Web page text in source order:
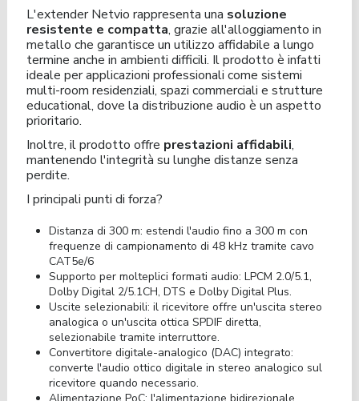
L'extender Netvio rappresenta una soluzione
resistente e compatta, grazie all'alloggiamento in
metallo che garantisce un utilizzo affidabile a lungo
termine anche in ambienti difficili. Il prodotto è infatti
ideale per applicazioni professionali come sistemi
multi-room residenziali, spazi commerciali e strutture
educational, dove la distribuzione audio è un aspetto
prioritario.
Inoltre, il prodotto offre prestazioni affidabili,
mantenendo l'integrità su lunghe distanze senza
perdite.
I principali punti di forza?
Distanza di 300 m: estendi l'audio fino a 300 m con
frequenze di campionamento di 48 kHz tramite cavo
CAT5e/6
Supporto per molteplici formati audio: LPCM 2.0/5.1,
Dolby Digital 2/5.1CH, DTS e Dolby Digital Plus.
Uscite selezionabili: il ricevitore offre un'uscita stereo
analogica o un'uscita ottica SPDIF diretta,
selezionabile tramite interruttore.
Convertitore digitale-analogico (DAC) integrato:
converte l'audio ottico digitale in stereo analogico sul
ricevitore quando necessario.
Alimentazione PoC: l'alimentazione bidirezionale